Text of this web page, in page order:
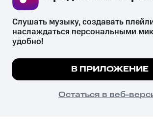
психотропных веществ, их аналогов
их незаконный оборот запрещён и влечёт
законодательством ответственность.
© 2026 ООО «КИОН».
Все права защищены
Мы используем куки, чтобы на сайте
Подробнее
ПОНЯТНО
Слушать музыку, создавать
наслаждаться персональными
удобно!
В ПРИЛОЖЕНИЕ
Остаться в веб-